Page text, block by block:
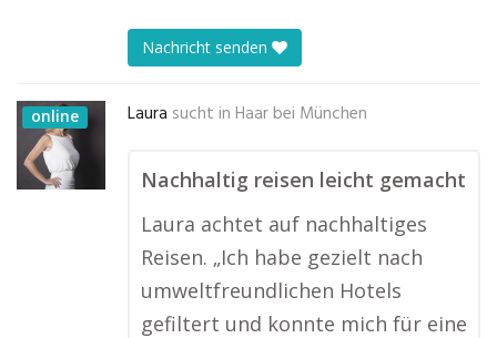
Nachricht senden
online Laura sucht in Haar bei München
Nachhaltig reisen leicht gemacht
Laura achtet auf nachhaltiges
Reisen. „Ich habe gezielt nach
umweltfreundlichen Hotels
gefiltert und konnte mich für eine